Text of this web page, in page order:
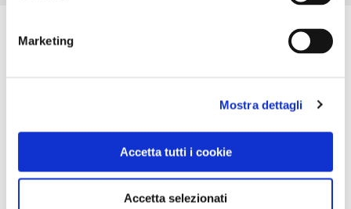
Marketing
Mostra dettagli
Accetta tutti i cookie
Accetta selezionati